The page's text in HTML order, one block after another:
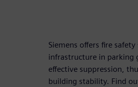
Siemens offers fire
infrastructure in parking
effective suppression,
building stability. Find